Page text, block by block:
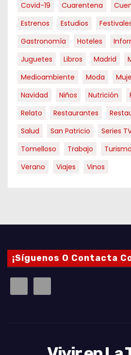
Covid-19
Cuarentena
Estrenos
Estudios
Gastronomía
Hoteles
Juguetes
Libros Madrid
Medioambiente
Moda
Navidad
Niños Nutrición
Relato
Restaurantes
Salud
San Patricio Series
Tomelloso
Trabajo Turismo
Verano
Viajes Vinos
¡Síguenos O Contacta